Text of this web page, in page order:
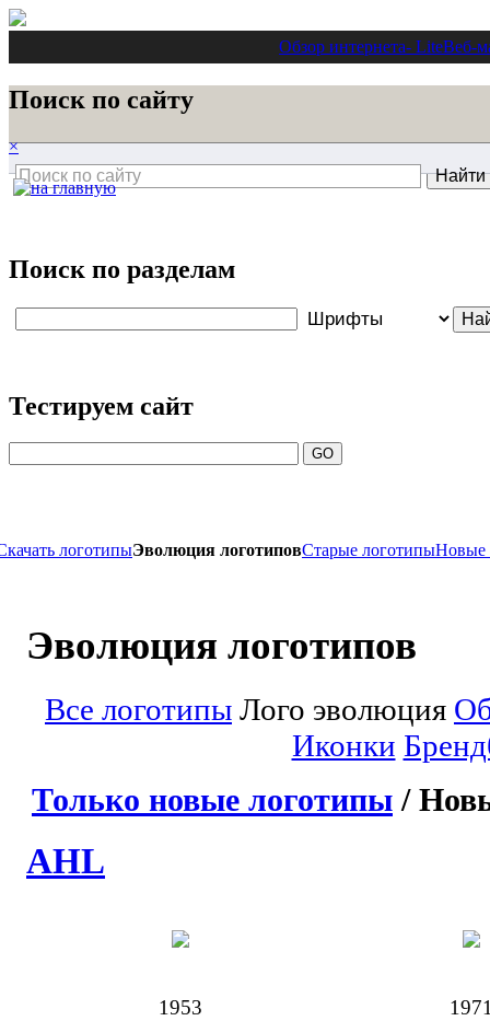
Обзор интернета- LiteВеб-
Поиск по сайту
×
Поиск по разделам
Тестируем сайт
логотипыЭволюция логотиповСтарые логотипыНовые
Эволюция логотипов
Все логотипы Лого эволюция
Иконки
Только новые логотипы /
AHL
1953